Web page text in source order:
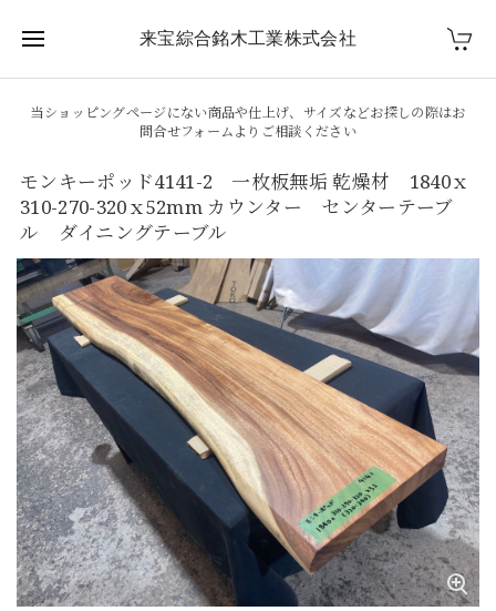
来宝綜合銘木工業株式会社
当ショッピングページにない商品や仕上げ、サイズなどお探しの際はお
問合せフォームよりご相談ください
モンキーポッド4141-2 一枚板無垢 乾燥材 1840ｘ
310-270-320ｘ52mm カウンター センターテーブ
ル ダイニングテーブル